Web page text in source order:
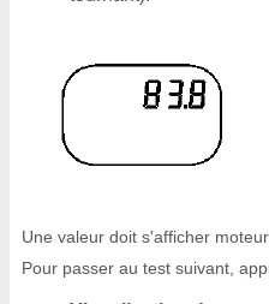
Une valeur doit s'afficher
Pour passer au test suivant,